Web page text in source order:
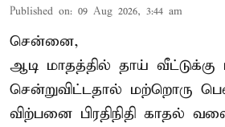
Published on: 09 Aug 2026, 3:44 am
சென்னை,
ஆடி மாதத்தில் தாய்
சென்றுவிட்டதால் மற்றொரு
விற்பனை பிரதிநிதி காதல்